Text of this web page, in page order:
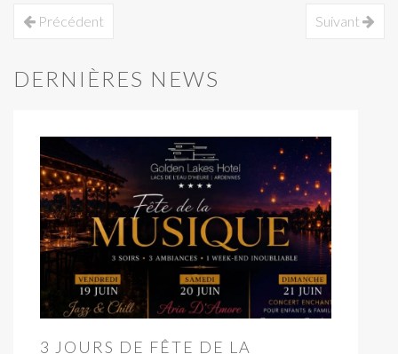
Précédent Suivant
DERNIÈRES NEWS
3 JOURS DE FÊTE DE LA